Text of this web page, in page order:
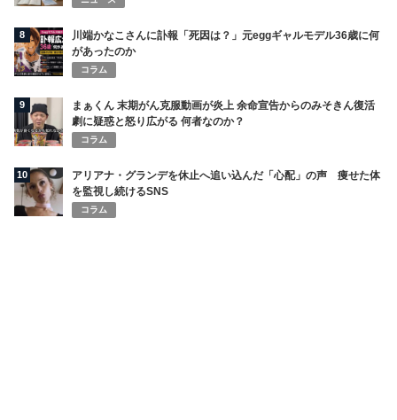
8
川端かなこさんに訃報「死因は？」元eggギャルモデル36歳に何
があったのか
コラム
9
まぁくん 末期がん克服動画が炎上 余命宣告からのみそきん復活
劇に疑惑と怒り広がる 何者なのか？
コラム
10
アリアナ・グランデを休止へ追い込んだ「心配」の声 痩せた体
を監視し続けるSNS
コラム